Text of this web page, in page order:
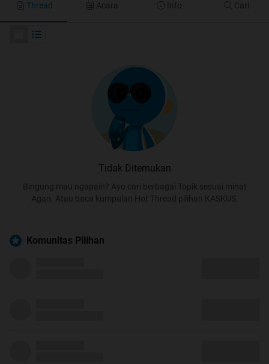
Thread Acara Info Cari
Tidak Ditemukan
Bingung mau ngapain? Ayo cari berbagai Topik sesuai minat
Agan. Atau baca kumpulan Hot Thread pilihan KASKUS.
Komunitas Pilihan